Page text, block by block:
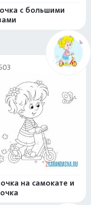
с большими
на самокате и